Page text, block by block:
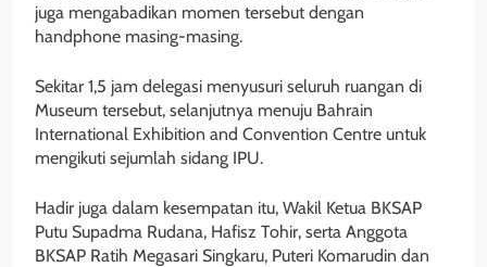
juga mengabadikan momen tersebut dengan
handphone masing-masing.
Sekitar 1,5 jam delegasi menyusuri seluruh ruangan di
Museum tersebut, selanjutnya menuju Bahrain
International Exhibition and Convention Centre untuk
mengikuti sejumlah sidang IPU.
Hadir juga dalam kesempatan itu, Wakil Ketua BKSAP
Putu Supadma Rudana, Hafisz Tohir, serta Anggota
BKSAP Ratih Megasari Singkaru, Puteri Komarudin dan